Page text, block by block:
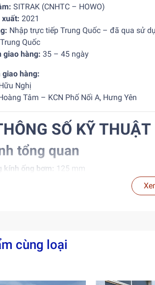
SITRAK (CNHTC – HOWO)
xuất: 2021
Nhập trực tiếp Trung Quốc – đã qua sử
Trung Quốc
giao hàng: 35 – 45 ngày
hàng:
Nghị
Tâm – KCN Phố Nối A, Hưng Yên
SỐ KỸ
tổng quan
kính ống bơm: 125 mm
cần:6 (dạng RZ – linh hoạt không gian
cùng loại